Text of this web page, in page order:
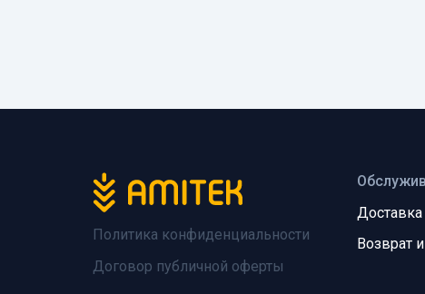
Политика конфиденциальности
Договор публичной оферты
Доставка
Возврат